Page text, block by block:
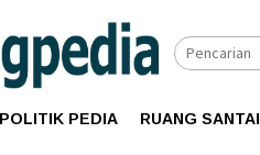
POLITIK PEDIA RUANG SANTAI